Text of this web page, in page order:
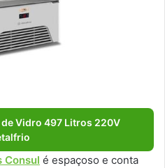
Vidro 497 Litros 220V
Consul é espaçoso e conta